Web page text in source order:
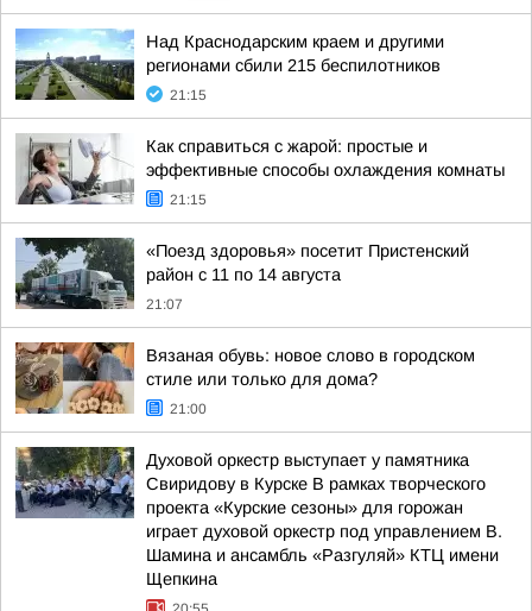
Над Краснодарским краем и другими
регионами сбили 215 беспилотников
21:15
Как справиться с жарой: простые и
эффективные способы охлаждения комнаты
21:15
«Поезд здоровья» посетит Пристенский
район с 11 по 14 августа
21:07
Вязаная обувь: новое слово в городском
стиле или только для дома?
21:00
Духовой оркестр выступает у памятника
Свиридову в Курске В рамках творческого
проекта «Курские сезоны» для горожан
играет духовой оркестр под управлением В.
Шамина и ансамбль «Разгуляй» КТЦ имени
Щепкина